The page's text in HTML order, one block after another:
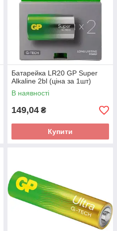
Батарейка LR20 GP Super
Alkaline 2bl (ціна за 1шт)
В наявності
149,04 ₴
Купити